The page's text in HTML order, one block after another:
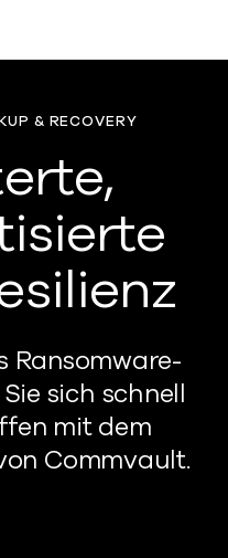
& RECOVERY
Ransomware-
sich schnell
mit dem
Commvault.